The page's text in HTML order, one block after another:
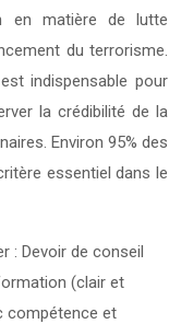
en matière de lutte
du terrorisme.
indispensable pour
la crédibilité de la
Environ 95% des
essentiel dans le
: Devoir de conseil
(clair et
compétence et